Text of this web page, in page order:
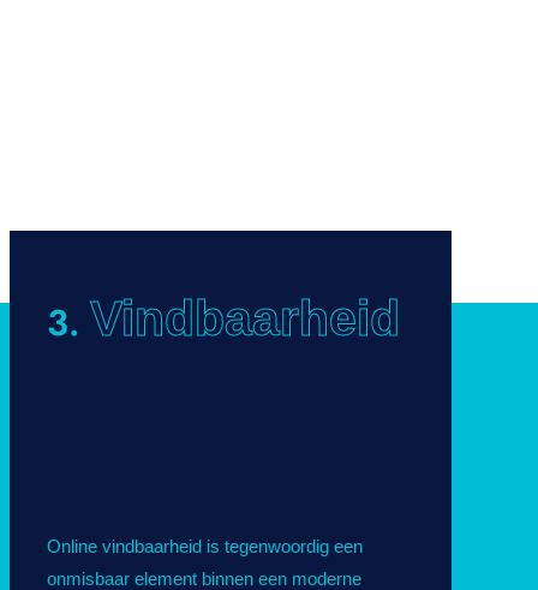
3. Vindbaarheid
Online vindbaarheid is tegenwoordig een
onmisbaar element binnen een moderne